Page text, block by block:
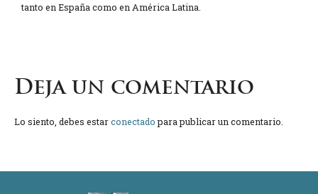
tanto en España como en América Latina.
Deja un comentario
Lo siento, debes estarconectadopara publicar un comentario.